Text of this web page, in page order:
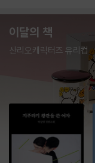
이달의 책
산리오캐릭터즈 유리컵